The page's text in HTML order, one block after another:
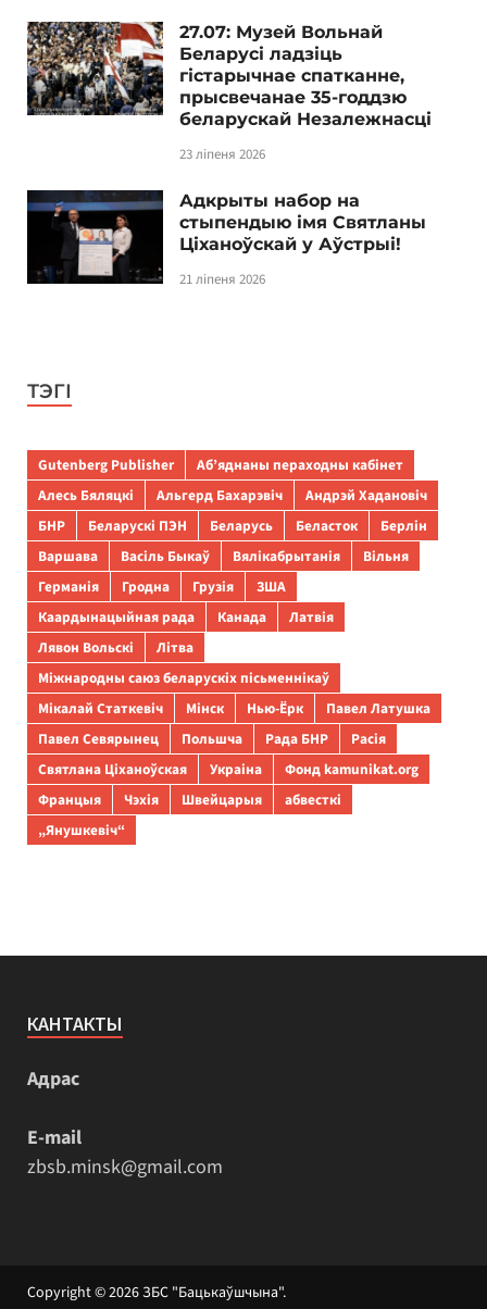
27.07: Музей Вольнай
Беларусі ладзіць
гістарычнае спатканне,
прысвечанае 35-годдзю
беларускай Незалежнасці
23 ліпеня 2026
Адкрыты набор на
стыпендыю імя Святланы
Ціханоўскай у Аўстрыі!
21 ліпеня 2026
ТЭГІ
Gutenberg Publisher
Аб’яднаны пераходны кабінет
Алесь Бяляцкі
Альгерд Бахарэвіч
Андрэй Хадановіч
БНР
Беларускі ПЭН Беларусь Беласток
Берлін
Варшава
Васіль Быкаў Вялікабрытанія
Вільня
Германія
Гродна Грузія
ЗША
Каардынацыйная рада
Канада
Латвія
Лявон Вольскі
Літва
Міжнародны саюз беларускіх пісьменнікаў
Мікалай Статкевіч
Мінск Нью-Ёрк
Павел Латушка
Павел Севярынец
Польшча Рада БНР
Расія
Святлана Ціханоўская
Украіна
Фонд kamunikat.org
Францыя
Чэхія Швейцарыя
абвесткі
„Янушкевіч“
КАНТАКТЫ
Адрас
E-mail
zbsb.minsk@gmail.com
Copyright © 2026ЗБС "Бацькаўшчына".